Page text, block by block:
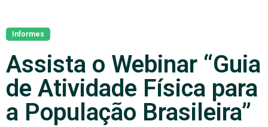
Informes
Assista o Webinar “Guia
de Atividade Física para
a População Brasileira”